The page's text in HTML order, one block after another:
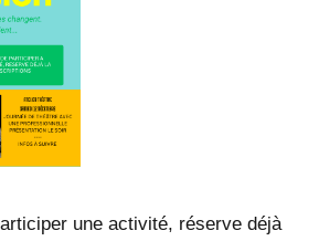
une activité, réserve déjà